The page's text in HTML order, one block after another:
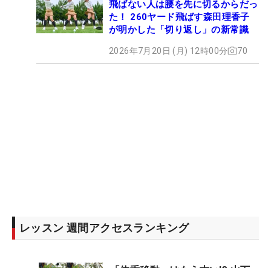
飛ばない人は腰を先に切るからだっ
た！ 260ヤード飛ばす森田理香子
が明かした「切り返し」の新常識
2026年7月20日 (月) 12時00分 70
レッスン 週間アクセスランキング